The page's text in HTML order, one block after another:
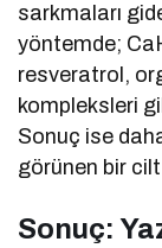
sarkmaları
yöntemde;
resveratrol,
kompleksleri
Sonuç ise
görünen bir
Sonuç: